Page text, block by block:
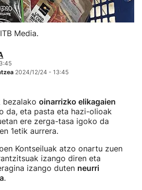
Media.
2024/12/24 - 13:45
bezalako oinarrizko elikagaien
da, eta pasta eta hazi-olioak
ere zerga-tasa igoko da
1etik aurrera.
Kontseiluak atzo onartu zuen
izango diren eta
izango duten neurri
.